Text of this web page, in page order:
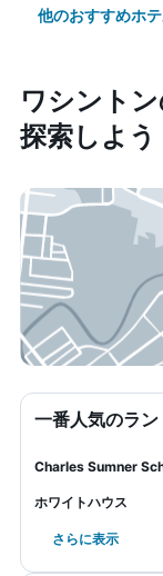
他のおすすめホ
ワシント
探索しよう
一番人気のラン
Charles Sumner
ホワイトハウス
さらに表示